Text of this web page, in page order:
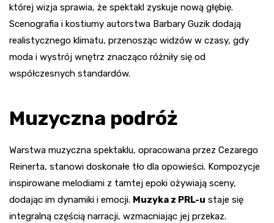
której wizja sprawia, że spektakl zyskuje nową głębię.
Scenografia i kostiumy autorstwa Barbary Guzik dodają
realistycznego klimatu, przenosząc widzów w czasy, gdy
moda i wystrój wnętrz znacząco różniły się od
współczesnych standardów.
Muzyczna podróż
Warstwa muzyczna spektaklu, opracowana przez Cezarego
Reinerta, stanowi doskonałe tło dla opowieści. Kompozycje
inspirowane melodiami z tamtej epoki ożywiają sceny,
dodając im dynamiki i emocji. Muzyka z PRL-u staje się
integralną częścią narracji, wzmacniając jej przekaz.